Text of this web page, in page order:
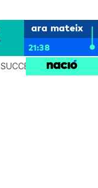
ara mateix
21:38
SUCCESSOS